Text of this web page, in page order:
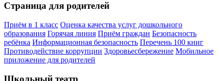
Страница для родителей
Приём в 1 класс Оценка качества услуг дошкольного
образования Горячая линия Приём граждан Безопасность
ребёнка Информационная безопасность Перечень 100 книг
Противодействие коррупции Здоровьесбережение Мобильное
приложение для родителей
Школьный театр